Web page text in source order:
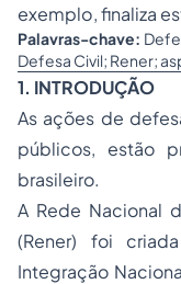
exemplo, finaliza
Palavras-chave:
Defesa Civil; Rener;
1. INTRODUÇÃO
As ações de
públicos, estão
brasileiro.
A Rede Nacional
(Rener) foi
Integração